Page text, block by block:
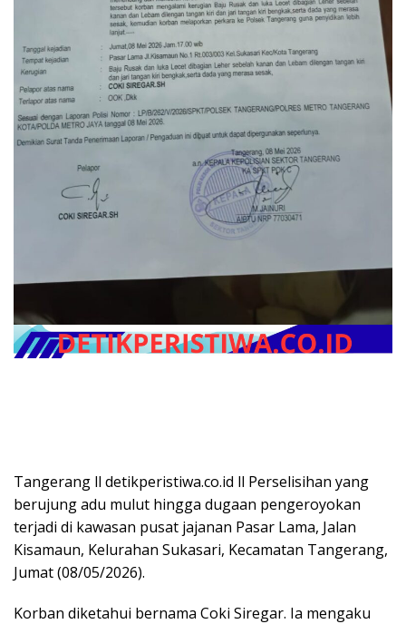
Tangerang ll detikperistiwa.co.id ll Perselisihan yang
berujung adu mulut hingga dugaan pengeroyokan
terjadi di kawasan pusat jajanan Pasar Lama, Jalan
Kisamaun, Kelurahan Sukasari, Kecamatan Tangerang,
Jumat (08/05/2026).
Korban diketahui bernama Coki Siregar. Ia mengaku